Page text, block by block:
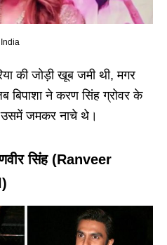
India
की जोड़ी खूब जमी थी, मगर
बिपाशा ने करण सिंह ग्रोवर के
उसमें जमकर नाचे थे।
सिंह (Ranveer